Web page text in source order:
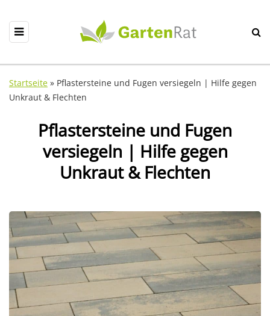
Startseite » Pflastersteine und Fugen versiegeln | Hilfe gegen
Unkraut & Flechten
Pflastersteine und Fugen
versiegeln | Hilfe gegen
Unkraut & Flechten